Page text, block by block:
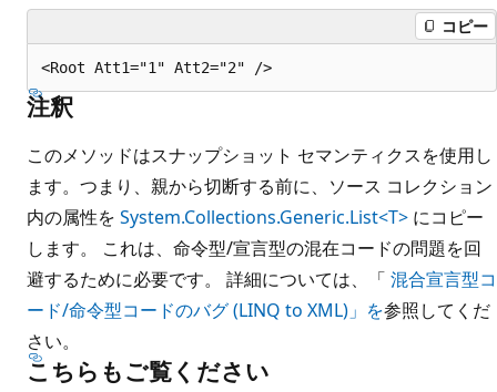
コピー
注釈
このメソッドはスナップショット セマンティクスを使用し
ます。つまり、親から切断する前に、ソース コレクション
内の属性を System.Collections.Generic.List<T> にコピー
します。 これは、命令型/宣言型の混在コードの問題を回
避するために必要です。 詳細については、「 混合宣言型コ
ード/命令型コードのバグ (LINQ to XML)」を参照してくだ
さい。
こちらもご覧ください